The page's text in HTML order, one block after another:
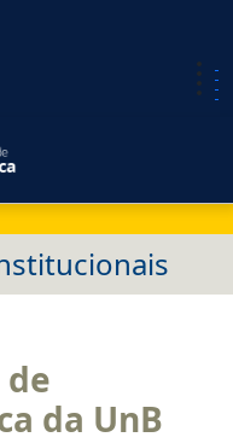
de
da UnB